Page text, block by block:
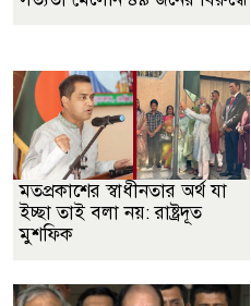
মতপ্রকাশের স্বাধীনতার অর্থ যা
ইচ্ছা তাই বলা নয়: রাষ্ট্রদূত
মুশফিক